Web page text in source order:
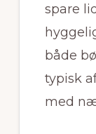
spare
både
typisk
med